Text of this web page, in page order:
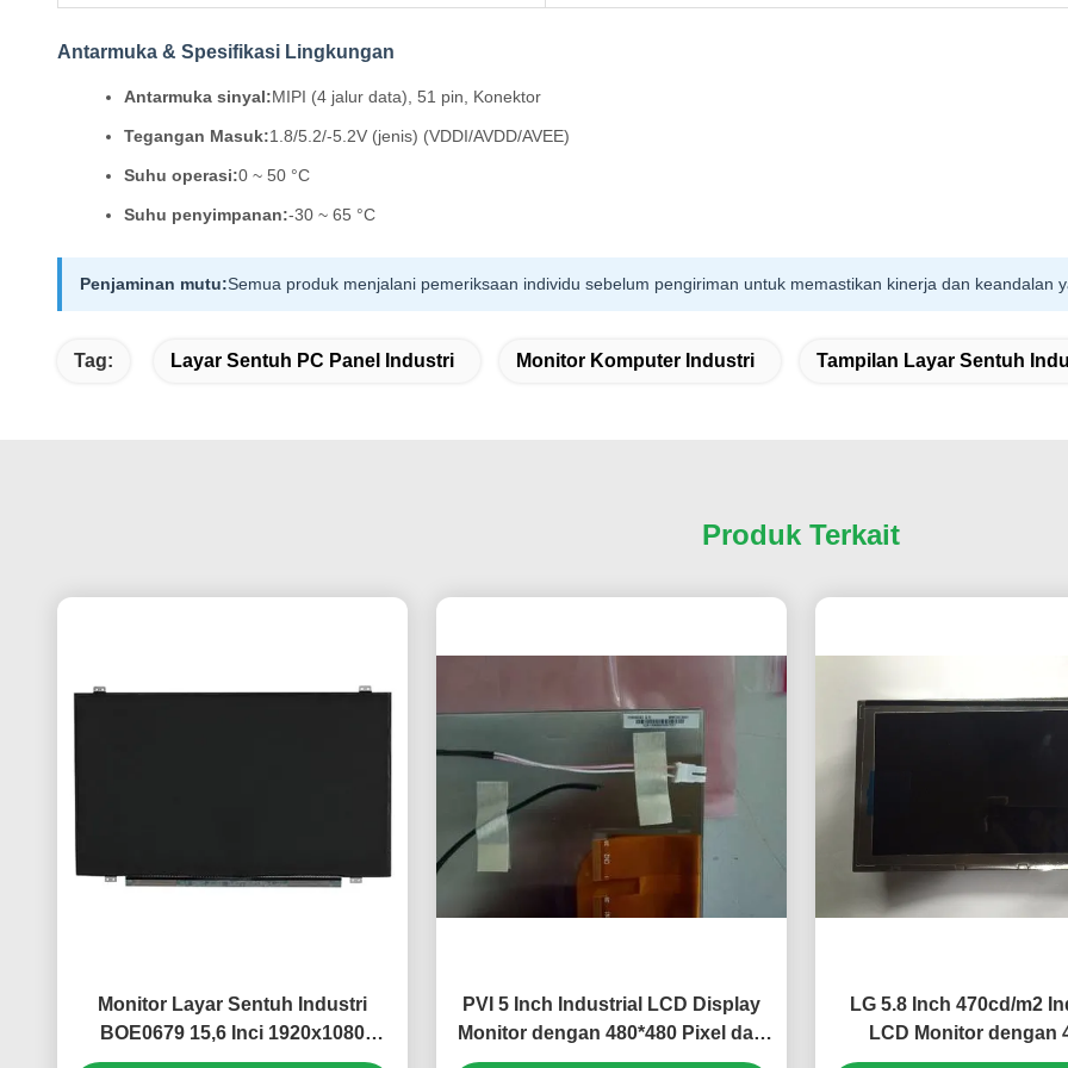
Antarmuka & Spesifikasi Lingkungan
Antarmuka sinyal:MIPI (4 jalur data), 51 pin, Konektor
Tegangan Masuk:1.8/5.2/-5.2V (jenis) (VDDI/AVDD/AVEE)
Suhu operasi:0 ~ 50 °C
Suhu penyimpanan:-30 ~ 65 °C
Penjaminan mutu:Semua produk menjalani pemeriksaan individu sebelum pengiriman untuk memastikan kinerja dan keandalan
Tag: Layar Sentuh PC Panel Industri Monitor Komputer Industri Tampilan Layar Sentuh
Produk Terkait
Monitor Layar Sentuh Industri
BOE0679 15,6 Inci 1920x1080
Piksel Kecerahan 500cd/m2
PVI 5 Inch Industrial LCD Display
Monitor dengan 480*480 Pixel dan
450cd/m2 Kecerahan PD050OX1
LG 5.8 Inch 470cd/m2
LCD Monitor dengan
Connector untuk